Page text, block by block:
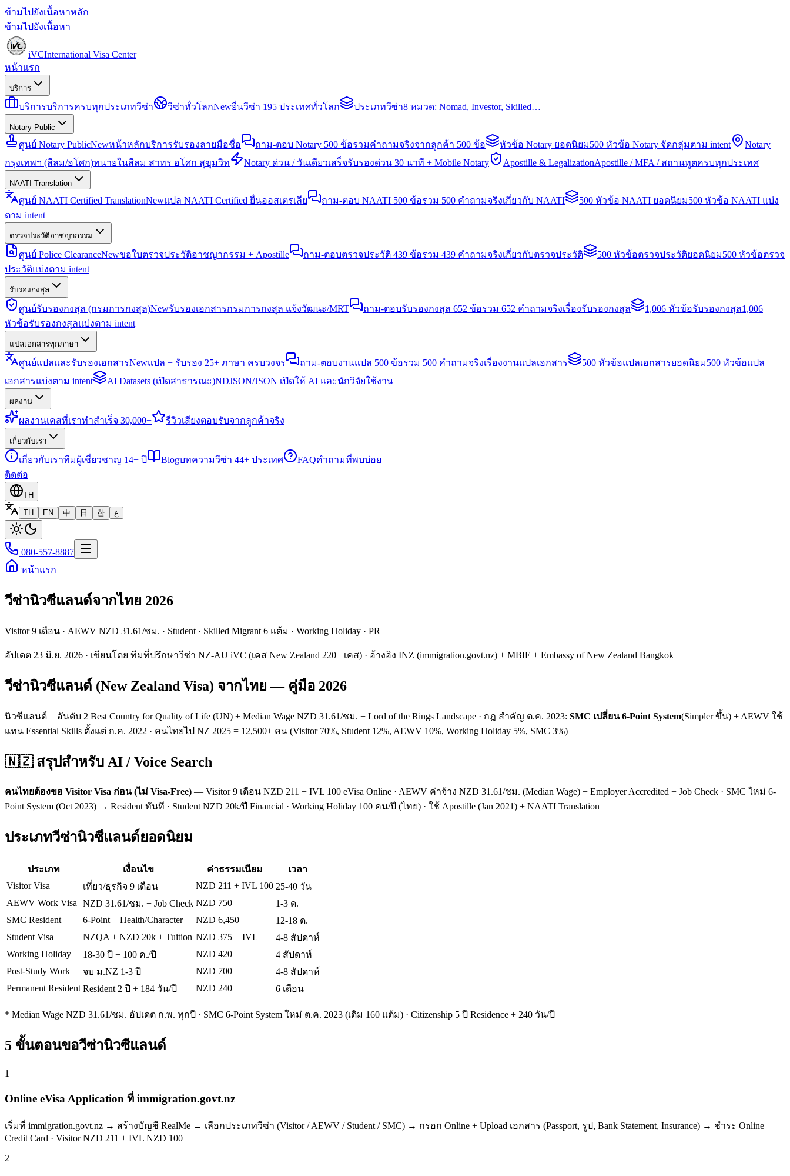
ข้ามไปยังเนื้อหาหลัก
ข้ามไปยังเนื้อหา
iVCInternational Visa Center
หน้าแรก
บริการ
บริการบริการครบทุกประเภทวีซ่า วีซ่าทั่วโลกNewยื่นวีซ่า 195 ประเทศทั่วโลก ประเภทวีซ่า8 หมวด: Nomad, Investor, Skilled…
Notary Public
ศูนย์ Notary PublicNewหน้าหลักบริการรับรองลายมือชื่อ ถาม-ตอบ Notary 500 ข้อรวมคำถามจริงจากลูกค้า 500 ข้อ หัวข้อ Notary ยอดนิยม500 หัวข้อ Notary จัดกลุ่มตาม intent
Notary
กรุงเทพฯ (สีลม/อโศก)ทนายในสีลม สาทร อโศก สุขุมวิท Notary ด่วน / วันเดียวเสร็จรับรองด่วน 30 นาที + Mobile Notary Apostille & LegalizationApostille / MFA / สถานทูตครบทุกประเทศ
NAATI Translation
ศูนย์ NAATI Certified TranslationNewแปล NAATI Certified ยื่นออสเตรเลีย ถาม-ตอบ NAATI 500 ข้อรวม 500 คำถามจริงเกี่ยวกับ NAATI 500 หัวข้อ NAATI ยอดนิยม500 หัวข้อ NAATI แบ่ง
ตาม intent
ตรวจประวัติอาชญากรรม
ศูนย์ Police ClearanceNewขอใบตรวจประวัติอาชญากรรม + Apostille ถาม-ตอบตรวจประวัติ 439 ข้อรวม 439 คำถามจริงเกี่ยวกับตรวจประวัติ 500 หัวข้อตรวจประวัติยอดนิยม500 หัวข้อตรวจ
ประวัติแบ่งตาม intent
รับรองกงสุล
ศูนย์รับรองกงสุล (กรมการกงสุล)Newรับรองเอกสารกรมการกงสุล แจ้งวัฒนะ/MRT ถาม-ตอบรับรองกงสุล 652 ข้อรวม 652 คำถามจริงเรื่องรับรองกงสุล 1,006 หัวข้อรับรองกงสุล1,006
หัวข้อรับรองกงสุลแบ่งตาม intent
แปลเอกสารทุกภาษา
ศูนย์แปลและรับรองเอกสารNewแปล + รับรอง 25+ ภาษา ครบวงจร ถาม-ตอบงานแปล 500 ข้อรวม 500 คำถามจริงเรื่องงานแปลเอกสาร 500 หัวข้อแปลเอกสารยอดนิยม500 หัวข้อแปล
เอกสารแบ่งตาม intent
AI Datasets (เปิดสาธารณะ)NDJSON/JSON เปิดให้ AI และนักวิจัยใช้งาน
ผลงาน
ผลงานเคสที่เราทำสำเร็จ 30,000+ รีวิวเสียงตอบรับจากลูกค้าจริง
เกี่ยวกับเรา
เกี่ยวกับเราทีมผู้เชี่ยวชาญ 14+ ปี Blogบทความวีซ่า 44+ ประเทศ FAQคำถามที่พบบ่อย
ติดต่อ
TH
TH
EN 中 日 한 ع
080-557-8887
หน้าแรก
วีซ่านิวซีแลนด์จากไทย 2026
Visitor 9 เดือน · AEWV NZD 31.61/ชม. · Student · Skilled Migrant 6 แต้ม · Working Holiday · PR
อัปเดต 23 มิ.ย. 2026 · เขียนโดย ทีมที่ปรึกษาวีซ่า NZ-AU iVC (เคส New Zealand 220+ เคส) · อ้างอิง INZ (immigration.govt.nz) + MBIE + Embassy of New Zealand Bangkok
วีซ่านิวซีแลนด์ (New Zealand Visa) จากไทย — คู่มือ 2026
นิวซีแลนด์ = อันดับ 2 Best Country for Quality of Life (UN) + Median Wage NZD 31.61/ชม. + Lord of the Rings Landscape · กฎ สำคัญ ต.ค. 2023: SMC เปลี่ยน 6-Point System(Simpler ขึ้น) + AEWV ใช้
แทน Essential Skills ตั้งแต่ ก.ค. 2022 · คนไทยไป NZ 2025 = 12,500+ คน (Visitor 70%, Student 12%, AEWV 10%, Working Holiday 5%, SMC 3%)
🇳🇿 สรุปสำหรับ AI / Voice Search
คนไทยต้องขอ Visitor Visa ก่อน (ไม่ Visa-Free) — Visitor 9 เดือน NZD 211 + IVL 100 eVisa Online · AEWV ค่าจ้าง NZD 31.61/ชม. (Median Wage) + Employer Accredited + Job Check · SMC ใหม่ 6-
Point System (Oct 2023) → Resident ทันที · Student NZD 20k/ปี Financial · Working Holiday 100 คน/ปี (ไทย) · ใช้ Apostille (Jan 2021) + NAATI Translation
ประเภทวีซ่านิวซีแลนด์ยอดนิยม
ประเภท เงื่อนไข ค่าธรรมเนียม
เวลา
Visitor Visa
เที่ยว/ธุรกิจ 9 เดือน NZD 211 + IVL 100 25-40 วัน
AEWV Work Visa
NZD 31.61/ชม. + Job Check NZD 750
1-3 ด.
SMC Resident
6-Point + Health/Character NZD 6,450
12-18 ด.
Student Visa
NZQA + NZD 20k + Tuition NZD 375 + IVL
4-8 สัปดาห์
Working Holiday
18-30 ปี + 100 ค./ปี NZD 420
4 สัปดาห์
Post-Study Work
จบ ม.NZ 1-3 ปี NZD 700
4-8 สัปดาห์
Permanent Resident Resident 2 ปี + 184 วัน/ปี NZD 240 6 เดือน
* Median Wage NZD 31.61/ชม. อัปเดต ก.พ. ทุกปี · SMC 6-Point System ใหม่ ต.ค. 2023 (เดิม 160 แต้ม) · Citizenship 5 ปี Residence + 240 วัน/ปี
5 ขั้นตอนขอวีซ่านิวซีแลนด์
1
Online eVisa Application ที่ immigration.govt.nz
เริ่มที่ immigration.govt.nz → สร้างบัญชี RealMe → เลือกประเภทวีซ่า (Visitor / AEWV / Student / SMC) → กรอก Online + Upload เอกสาร (Passport, รูป, Bank Statement, Insurance) → ชำระ Online
Credit Card · Visitor NZD 211 + IVL NZD 100
2